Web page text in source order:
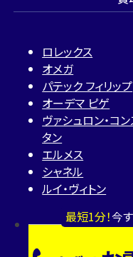
最短1分！今
ロレックス
オメガ
パテック フィリップ
オーデマ ピゲ
ヴァシュロン・コ
タン
エルメス
シャネル
ルイ・ヴィトン